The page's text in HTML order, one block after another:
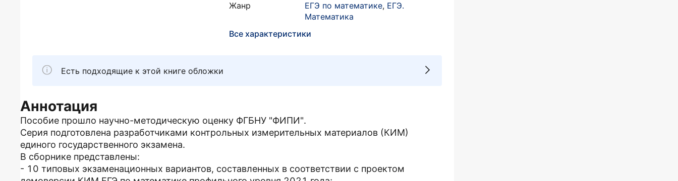
Жанр
ЕГЭ по математике, ЕГЭ.
Математика
Все характеристики
Есть подходящие к этой книге обложки
Аннотация
Пособие прошло научно-методическую оценку ФГБНУ "ФИПИ".
Серия подготовлена разработчиками контрольных измерительных материалов (КИМ)
единого государственного экзамена.
В сборнике представлены:
- 10 типовых экзаменационных вариантов, составленных в соответствии с проектом